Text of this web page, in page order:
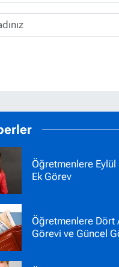
Öğretmenlere
Ek Görev
Öğretmenlere Dört
Görevi ve Güncel